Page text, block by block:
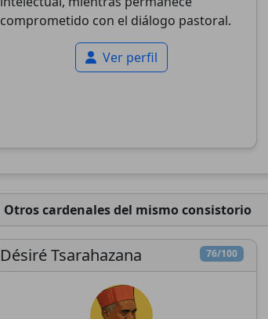
comprometido con el diálogo pastoral.
Ver perfil
Otros cardenales del mismo consistorio
76/100
Désiré Tsarahazana